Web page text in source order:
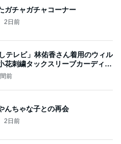
ガチャガチャコーナー
2日前
テレビ」林佑香さん着用のウィル
花刺繍タックスリーブカーディガ
前
んちゃな子との再会
2日前